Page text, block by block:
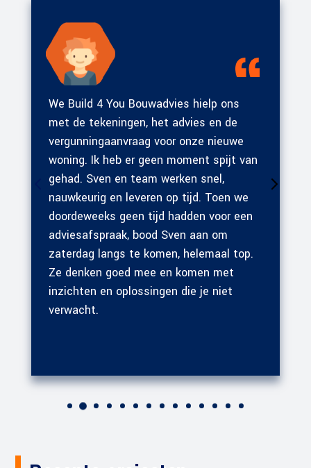
We Build 4 You Bouwadvies hielp ons
met de tekeningen, het advies en de
vergunningaanvraag voor onze nieuwe
woning. Ik heb er geen moment spijt van
gehad. Sven en team werken snel,
nauwkeurig en leveren op tijd. Toen we
doordeweeks geen tijd hadden voor een
adviesafspraak, bood Sven aan om
zaterdag langs te komen, helemaal top.
Ze denken goed mee en komen met
inzichten en oplossingen die je niet
verwacht.